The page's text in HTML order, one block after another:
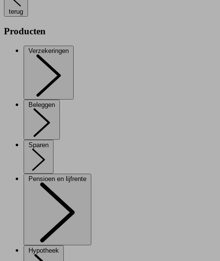
terug
Producten
Verzekeringen
Beleggen
Sparen
Pensioen en lijfrente
Hypotheek